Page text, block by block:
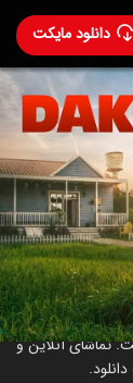
دانلود مایکت
شده است. تماشای آنلاین و